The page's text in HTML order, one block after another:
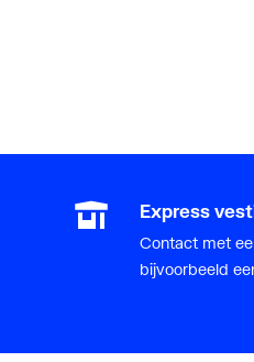
Express
Contact met
bijvoorbeeld